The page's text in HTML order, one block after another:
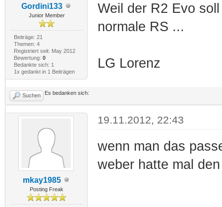
Gordini133
Junior Member
Beiträge: 21
Themen: 4
Registriert seit: May 2012
Bewertung: 0
Bedankte sich: 1
1x gedankt in 1 Beiträgen
Weil der R2 Evo
normale RS ...
LG Lorenz
Suchen Es bedanken sich:
mkay1985
Posting Freak
19.11.2012, 22:43
wenn man das
weber hatte mal